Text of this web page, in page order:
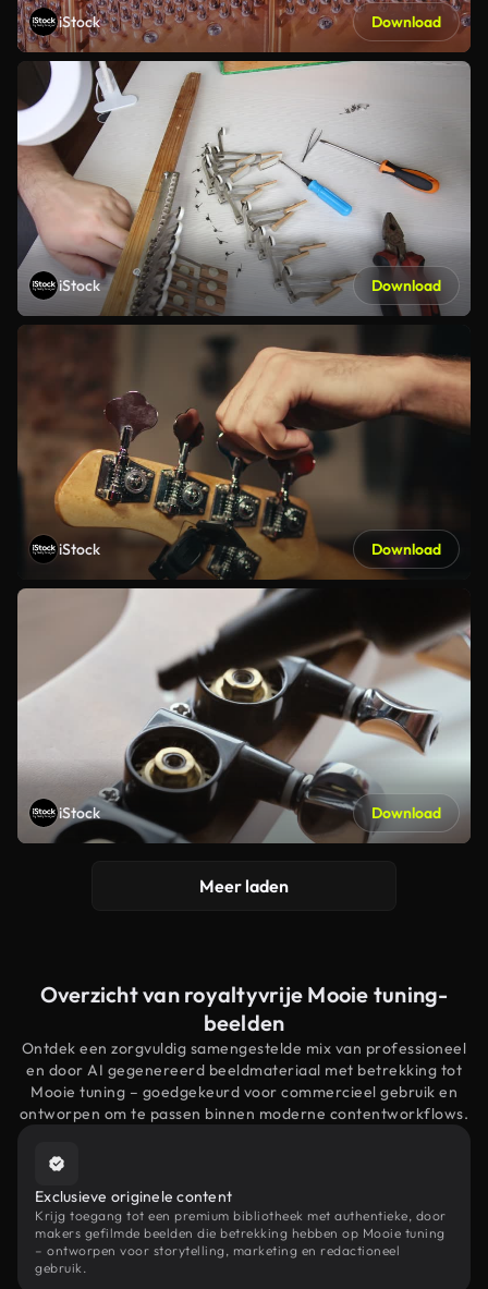
iStock Download
iStock Download
iStock Download
iStock Download
Meer laden
Overzicht van royaltyvrije Mooie tuning-
beelden
Ontdek een zorgvuldig samengestelde mix van professioneel
en door AI gegenereerd beeldmateriaal met betrekking tot
Mooie tuning – goedgekeurd voor commercieel gebruik en
ontworpen om te passen binnen moderne contentworkflows.
Exclusieve originele content
Krijg toegang tot een premium bibliotheek met authentieke, door
makers gefilmde beelden die betrekking hebben op Mooie tuning
– ontworpen voor storytelling, marketing en redactioneel
gebruik.